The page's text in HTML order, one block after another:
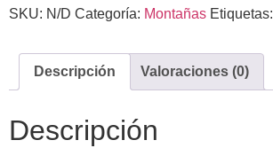
SKU: N/D Categoría: Montañas Etiquetas:
Descripción Valoraciones (0)
Descripción